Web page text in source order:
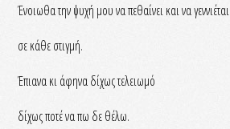
Ένοιωθα την ψυχή μου να πεθαίνει και να γεννιέται
σε κάθε στιγμή.
Έπιανα κι άφηνα δίχως τελειωμό
δίχως ποτέ να πω δε θέλω.